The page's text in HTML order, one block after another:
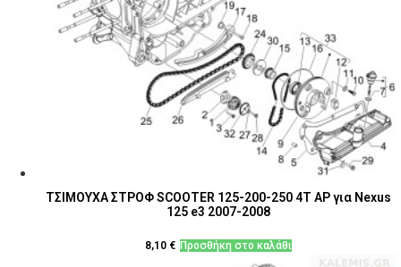
ΤΣΙΜΟΥΧΑ ΣΤΡΟΦ SCOOTER 125-200-250 4T ΑΡ για Nexus
125 e3 2007-2008
8,10 € Προσθήκη στο καλάθι